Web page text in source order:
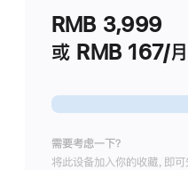
RMB 3,999
或 RMB 167/
需要考虑一下？
将此设备加入你的收藏，即